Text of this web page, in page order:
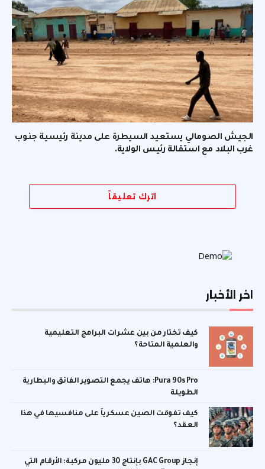
الجيش الصومالي يستعيد السيطرة على مدينة رئيسية جنوب
غرب البلاد مع استقالة رئيس الولاية.
اترك تعليقاً
اخر الأخبار
كيف تختار من بين عشرات البرامج التعليمية
والعلمية المتاحة؟
Pura 90s Pro: هاتف يجمع التصوير الفائق والبطارية
الطويلة
كيف تفوقت الصين عسكرياً على منافسيها في هذا
العقد؟
إنجاز GAC Group بإنتاج 30 مليون مركبة: الأرقام التي